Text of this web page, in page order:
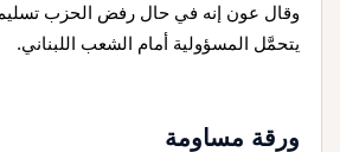
وقال عون إنه في حال رفض الحزب تسليم
يتحمَّل المسؤولية أمام الشعب اللبناني.
ورقة مساومة